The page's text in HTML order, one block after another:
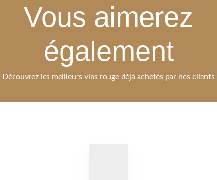
Vous aimerez
également
Découvrez les meilleurs vins rouge déjà achetés par nos clients